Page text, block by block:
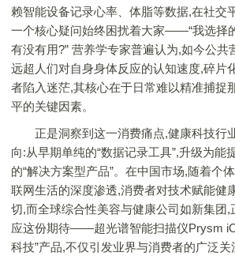
赖智能设备记录心率、体脂等数据,在社交
一个核心疑问始终困扰着大家——“我选择
有没有用?” 营养学专家普遍认为,如今公共
远超人们对自身身体反应的认知速度,碎片
者陷入迷茫,其核心在于日常难以精准捕捉
平的关键因素。
正是洞察到这一消费痛点,健康科技行
向:从早期单纯的“数据记录工具”,升级为能
的“解决方案型产品”。在中国市场,随着个
联网生活的深度渗透,消费者对技术赋能健
切,而全球综合性美容与健康公司如新集团,
应这份期待——超光谱智能扫描仪Prysm
科技”产品,不仅引发业界与消费者的广泛